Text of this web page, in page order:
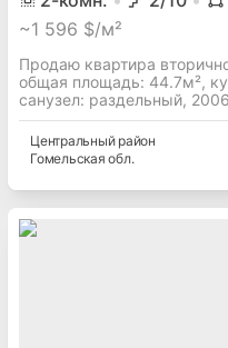
~1 596 $/м²
Продаю квартира
общая площадь: 44.7м²,
cанузел: раздельный,
Центральныйрайон
Гомельская обл.